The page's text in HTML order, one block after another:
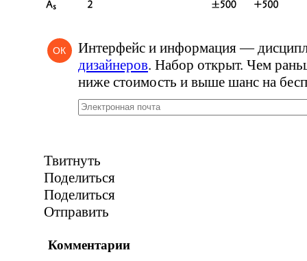
ОК
Интерфейс и информация —
дизайнеров. Набор открыт. Чем
ниже стоимость и выше шанс на
Твитнуть
Поделиться
Поделиться
Отправить
Комментарии